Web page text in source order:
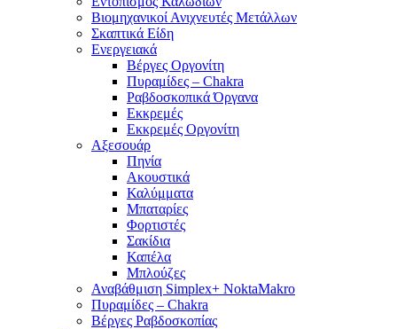
Βιομηχανικοί Ανιχνευτές Μετάλλων
Σκαπτικά Είδη
Ενεργειακά
Βέργες Οργονίτη
Πυραμίδες – Chakra
Ραβδοσκοπικά Όργανα
Εκκρεμές
Εκκρεμές Οργονίτη
Αξεσουάρ
Πηνία
Ακουστικά
Καλύμματα
Μπαταρίες
Φορτιστές
Σακίδια
Καπέλα
Μπλούζες
Αναβάθμιση Simplex+ NoktaMakro
Πυραμίδες – Chakra
Βέργες Ραβδοσκοπίας